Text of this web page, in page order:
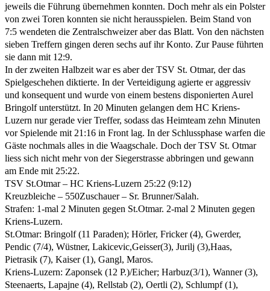
jeweils die Führung übernehmen konnten. Doch mehr als ein Polster
von zwei Toren konnten sie nicht herausspielen. Beim Stand von
7:5 wendeten die Zentralschweizer aber das Blatt. Von den nächsten
sieben Treffern gingen deren sechs auf ihr Konto. Zur Pause führten
sie dann mit 12:9.
In der zweiten Halbzeit war es aber der TSV St. Otmar, der das
Spielgeschehen diktierte. In der Verteidigung agierte er aggressiv
und konsequent und wurde von einem bestens disponierten Aurel
Bringolf unterstützt. In 20 Minuten gelangen dem HC Kriens-
Luzern nur gerade vier Treffer, sodass das Heimteam zehn Minuten
vor Spielende mit 21:16 in Front lag. In der Schlussphase warfen die
Gäste nochmals alles in die Waagschale. Doch der TSV St. Otmar
liess sich nicht mehr von der Siegerstrasse abbringen und gewann
am Ende mit 25:22.
TSV St.Otmar – HC Kriens-Luzern 25:22 (9:12)
Kreuzbleiche – 550Zuschauer – Sr. Brunner/Salah.
Strafen: 1-mal 2 Minuten gegen St.Otmar. 2-mal 2 Minuten gegen
Kriens-Luzern.
St.Otmar: Bringolf (11 Paraden); Hörler, Fricker (4), Gwerder,
Pendic (7/4), Wüstner, Lakicevic,Geisser(3), Jurilj (3),Haas,
Pietrasik (7), Kaiser (1), Gangl, Maros.
Kriens-Luzern: Zaponsek (12 P.)/Eicher; Harbuz(3/1), Wanner (3),
Steenaerts, Lapajne (4), Rellstab (2), Oertli (2), Schlumpf (1),